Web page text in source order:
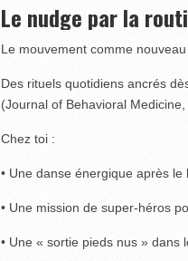
Le nudge par la
Le mouvement comme
Des rituels quotidiens ancrés
(Journal of Behavioral Medicine,
Chez toi :
• Une danse énergique après
• Une mission de super-héros
• Une « sortie pieds nus » dans